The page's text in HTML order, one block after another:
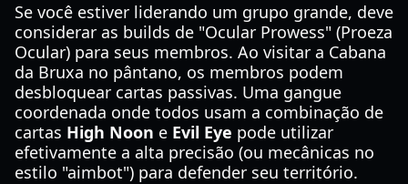
Se você estiver liderando um grupo grande, deve
considerar as builds de "Ocular Prowess" (Proeza
Ocular) para seus membros. Ao visitar a Cabana
da Bruxa no pântano, os membros podem
desbloquear cartas passivas. Uma gangue
coordenada onde todos usam a combinação de
cartas High Noon e Evil Eye pode utilizar
efetivamente a alta precisão (ou mecânicas no
estilo "aimbot") para defender seu território.